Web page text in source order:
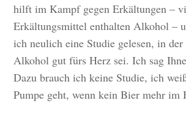
hilft im Kampf gegen Erkältungen –
Erkältungsmittel enthalten Alkohol –
ich neulich eine Studie gelesen, in der
Alkohol gut fürs Herz sei. Ich sag
Dazu brauch ich keine Studie, ich
Pumpe geht, wenn kein Bier mehr im